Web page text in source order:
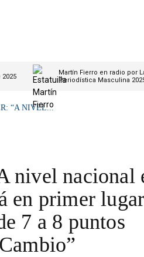
Martín Fierro en radio por
Periodística Masculina
“A NIVEL...
nivel nacional
en primer lugar
7 a 8 puntos